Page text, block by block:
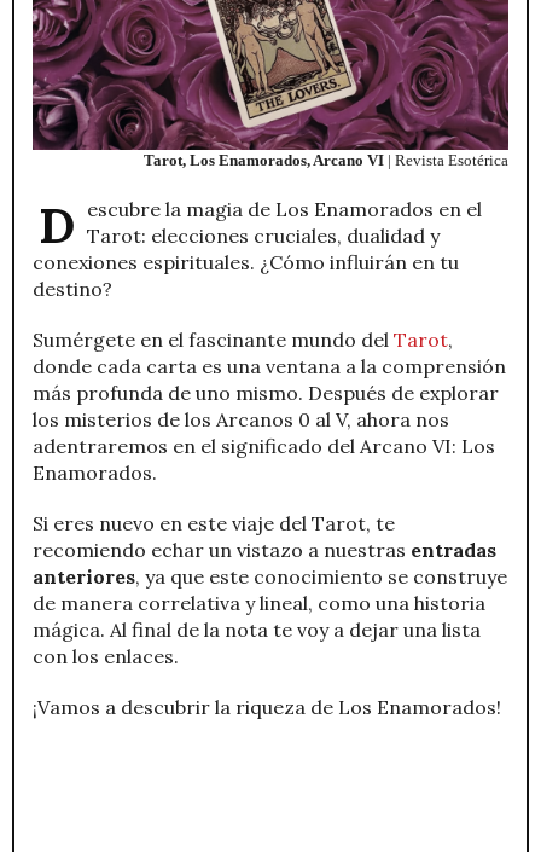
Tarot, Los Enamorados, Arcano VI | Revista Esotérica
Descubre la magia de Los Enamorados en el Tarot: elecciones cruciales, dualidad y
conexiones espirituales. ¿Cómo influirán en tu
destino?
Sumérgete en el fascinante mundo del Tarot,
donde cada carta es una ventana a la comprensión
más profunda de uno mismo. Después de explorar
los misterios de los Arcanos 0 al V, ahora nos
adentraremos en el significado del Arcano VI: Los
Enamorados.
Si eres nuevo en este viaje del Tarot, te
recomiendo echar un vistazo a nuestras entradas
anteriores, ya que este conocimiento se construye
de manera correlativa y lineal, como una historia
mágica. Al final de la nota te voy a dejar una lista
con los enlaces.
¡Vamos a descubrir la riqueza de Los Enamorados!